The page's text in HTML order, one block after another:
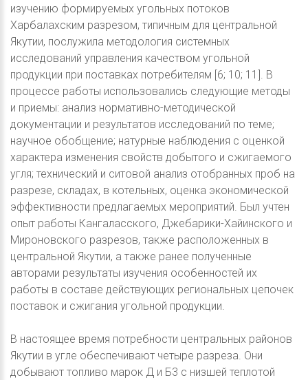
изучению формируемых угольных потоков
Харбалахским разрезом, типичным для центральной
Якутии, послужила методология системных
исследований управления качеством угольной
продукции при поставках потребителям [6; 10; 11]. В
процессе работы использовались следующие методы
и приемы: анализ нормативно-методической
документации и результатов исследований по теме;
научное обобщение; натурные наблюдения с оценкой
характера изменения свойств добытого и сжигаемого
угля; технический и ситовой анализ отобранных проб на
разрезе, складах, в котельных, оценка экономической
эффективности предлагаемых мероприятий. Был учтен
опыт работы Кангаласского, Джебарики-Хайинского и
Мироновского разрезов, также расположенных в
центральной Якутии, а также ранее полученные
авторами результаты изучения особенностей их
работы в составе действующих региональных цепочек
поставок и сжигания угольной продукции.
В настоящее время потребности центральных районов
Якутии в угле обеспечивают четыре разреза. Они
добывают топливо марок Д и Б3 с низшей теплотой